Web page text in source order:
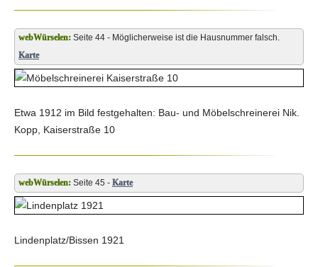
Seite 44 - Möglicherweise ist die Hausnummer falsch.
Karte
Etwa 1912 im Bild festgehalten: Bau- und Möbelschreinerei Nik.
Kopp, Kaiserstraße 10
Seite 45 - Karte
Lindenplatz/Bissen 1921